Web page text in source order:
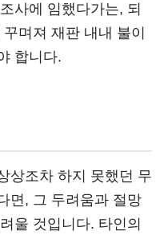
사에 임했다가는, 되
며져 재판 내내 불이
합니다.
상조차 하지 못했던 무
면, 그 두려움과 절망
울 것입니다. 타인의